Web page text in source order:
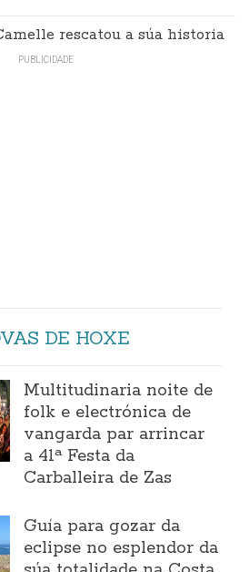
rescatou a súa historia
DE HOXE
Multitudinaria noite de
folk e electrónica de
vangarda par arrincar
a 41ª Festa da
Carballeira de Zas
Guía para gozar da
eclipse no esplendor da